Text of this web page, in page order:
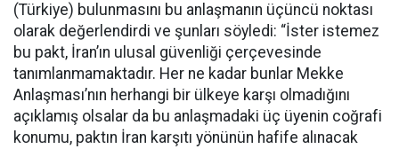
(Türkiye) bulunmasını bu anlaşmanın üçüncü noktası
olarak değerlendirdi ve şunları söyledi: “İster istemez
bu pakt, İran’ın ulusal güvenliği çerçevesinde
tanımlanmamaktadır. Her ne kadar bunlar Mekke
Anlaşması’nın herhangi bir ülkeye karşı olmadığını
açıklamış olsalar da bu anlaşmadaki üç üyenin coğrafi
konumu, paktın İran karşıtı yönünün hafife alınacak